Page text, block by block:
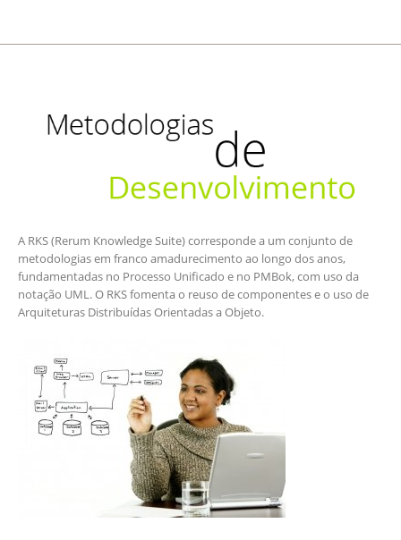
A RKS (Rerum Knowledge Suite) corresponde a um conjunto de
metodologias em franco amadurecimento ao longo dos anos,
fundamentadas no Processo Unificado e no PMBok, com uso da
notação UML. O RKS fomenta o reuso de componentes e o uso de
Arquiteturas Distribuídas Orientadas a Objeto.